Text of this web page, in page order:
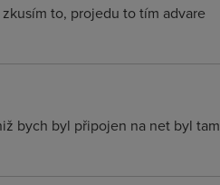
to, projedu to tím advare
bych byl připojen na net byl tam